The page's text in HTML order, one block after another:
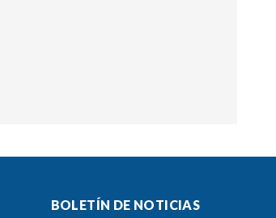
BOLETÍN DE NOTICIAS